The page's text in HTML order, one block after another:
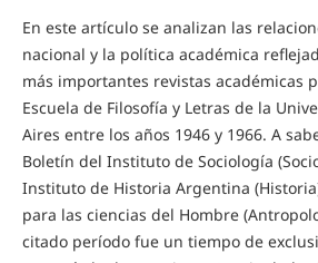
En este artículo se analizan las
nacional y la política académica
más importantes revistas académicas
Escuela de Filosofía y Letras de la
Aires entre los años 1946 y 1966. A
Boletín del Instituto de Sociología
Instituto de Historia Argentina
para las ciencias del Hombre
citado período fue un tiempo de